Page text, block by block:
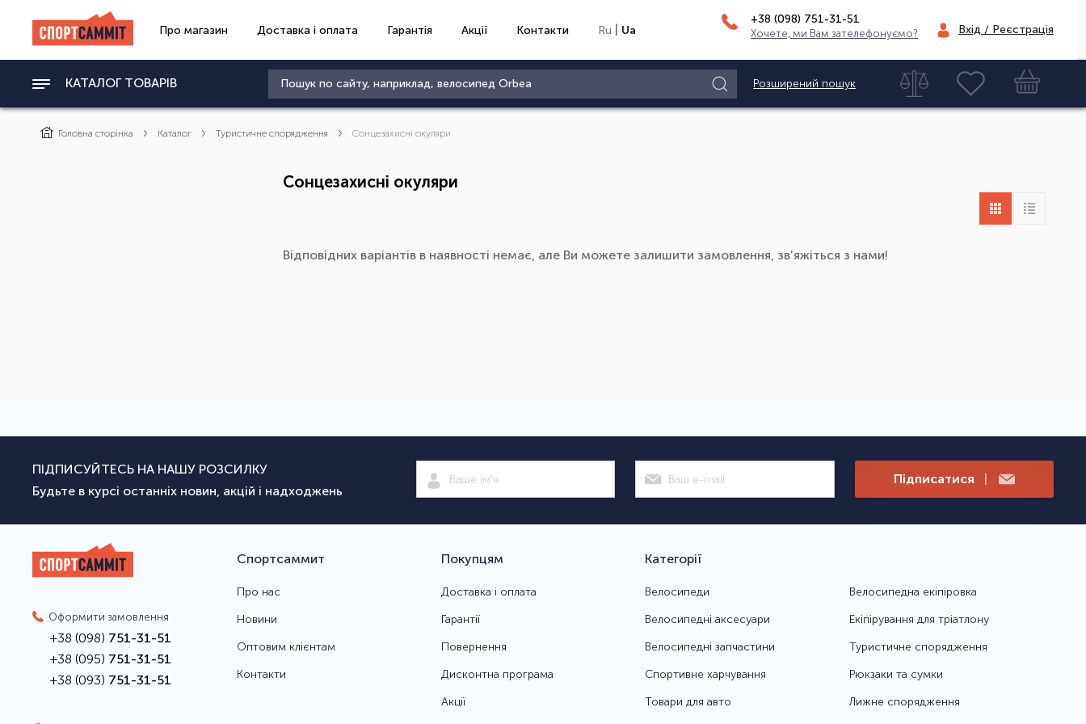
Про магазин Доставка і оплата Гарантія Акції Контакти Ru Ua
+38 (098) 751-31-51
Хочете, ми Вам зателефонуємо? Вхід / Реєстрація
КАТАЛОГ ТОВАРІВ Розширений пошук
Головна сторінка Каталог Туристичне спорядження Сонцезахисні окуляри
Сонцезахисні окуляри
Відповідних варіантів в наявності немає, але Ви можете залишити замовлення, зв'яжіться з нами!
ПІДПИСУЙТЕСЬ НА НАШУ РОЗСИЛКУ
Будьте в курсі останніх новин, акцій і надходжень
Підписатися |
Оформити замовлення
+38 (098) 751-31-51
+38 (095) 751-31-51
+38 (093) 751-31-51
Спортсаммит
Про нас
Новини
Оптовим клієнтам
Контакти
Покупцям
Доставка і оплата
Гарантії
Повернення
Дисконтна програма
Акції
Категорії
Велосипеди
Велосипедні аксесуари
Велосипедні запчастини
Спортивне харчування
Товари для авто
Велосипедна екіпіровка
Екіпірування для тріатлону
Туристичне спорядження
Рюкзаки та сумки
Лижне спорядження